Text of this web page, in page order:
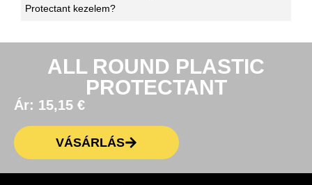
Protectant kezelem?
ALL ROUND PLASTIC
PROTECTANT
Ár: 15,15 €
VÁSÁRLÁS